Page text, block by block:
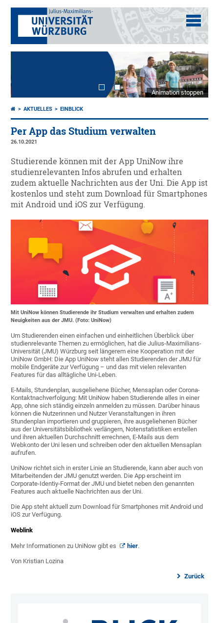
Animation stoppen
AKTUELLES EINBLICK
Per App das Studium verwalten
26.10.2021
Studierende können mit der App UniNow ihre
studienrelevanten Infos abrufen und erhalten
zudem aktuelle Nachrichten aus der Uni. Die App ist
kostenlos und steht zum Download für Smartphones
mit Android und iOS zur Verfügung.
Mit UniNow können Studierende ihr Studium verwalten und erhalten zudem
Neuigkeiten aus der JMU. (Foto: UniNow)
Um Studierenden einen einfachen und einheitlichen Überblick über
studienrelevante Themen zu ermöglichen, hat die Julius-Maximilians-
Universität (JMU) Würzburg seit längerem eine Kooperation mit der
UniNow GmbH: Die App UniNow steht allen Studierenden der JMU für
mobile Endgeräte zur Verfügung – und das mit vielen relevanten
Features für das alltägliche Uni-Leben.
E-Mails, Stundenplan, ausgeliehene Bücher, Mensaplan oder Corona-
Kontaktnachverfolgung: Mit UniNow haben Studierende alles in einer
App, ohne sich ständig einzeln anmelden zu müssen. Darüber hinaus
können die Nutzerinnen und Nutzer Veranstaltungen in ihren
Stundenplan importieren und gruppieren, ihre ausgeliehenen Bücher
aus der Universitätsbibliothek verlängern, Notenstatistiken erstellen
und ihren aktuellen Durchschnitt errechnen, E-Mails aus dem
Webkonto der Uni lesen und schreiben oder den aktuellen Mensaplan
aufrufen.
UniNow richtet sich in erster Linie an Studierende, kann aber auch von
Mitarbeitenden der JMU genutzt werden. Die App erscheint im
Corporate-Identiy-Format der JMU und bietet neben den genannten
Features auch aktuelle Nachrichten aus der Uni.
Die App steht aktuell zum Download für Smartphones mit Android und
iOS zur Verfügung.
Weblink
Mehr Informationen zu UniNow gibt es hier.
Von Kristian Lozina
Zurück